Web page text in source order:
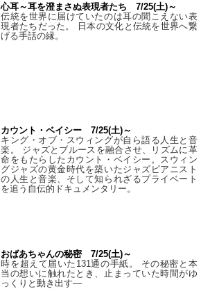
心耳～耳を澄まさぬ表現者たち 7/25(土)～
伝統を世界に届けていたのは耳の聞こえない表
現者たちだった。 日本の文化と伝統を世界へ繋
げる手話の縁。
カウント・ベイシー 7/25(土)～
キング・オブ・スウィングが自ら語る人生と音
楽。 ジャズとブルースを融合させ、リズムに革
命をもたらしたカウント・ベイシー。スウィン
グジャズの黄金時代を築いたジャズピアニスト
の人生と音楽、そして知られざるプライベート
を追う自伝的ドキュメンタリー。
おばあちゃんの秘密 7/25(土)～
時を超えて届いた131通の手紙。 その秘密と本
当の想いに触れたとき、止まっていた時間がゆ
っくりと動き出す―